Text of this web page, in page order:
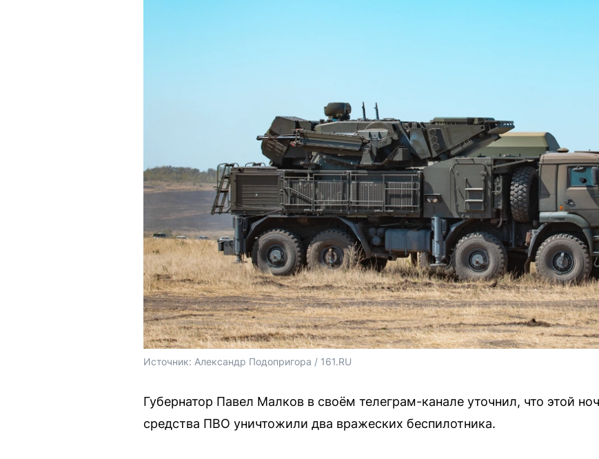
Источник: Александр Подопригора / 161.RU
Губернатор Павел Малков в своём телеграм-канале уточнил, что этой
средства ПВО уничтожили два вражеских беспилотника.